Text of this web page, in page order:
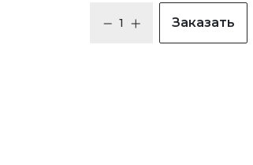
Заказать